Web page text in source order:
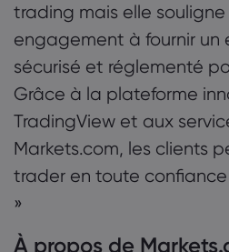
trading mais elle
engagement à fournir un
sécurisé et réglementé
Grâce à la plateforme
TradingView et aux
Markets.com, les clients
trader en toute
»
À propos de